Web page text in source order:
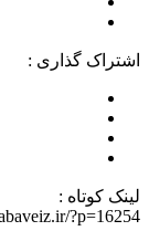
اشتراک گذاری :
لینک کوتاه :
?p=16254